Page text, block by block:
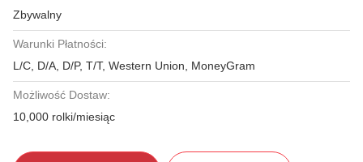
Zbywalny
Warunki Płatności:
L/C, D/A, D/P, T/T, Western Union, MoneyGram
Możliwość Dostaw:
10,000 rolki/miesiąc